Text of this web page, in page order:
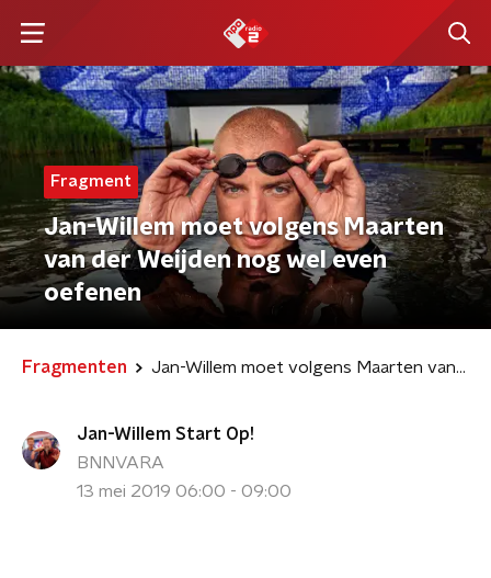
Fragment
Jan-Willem moet volgens Maarten
van der Weijden nog wel even
oefenen
Fragmenten Jan-Willem moet volgens Maarten van der Weijden nog wel even oefenen
Jan-Willem Start Op!
BNNVARA
13 mei 2019 06:00 - 09:00